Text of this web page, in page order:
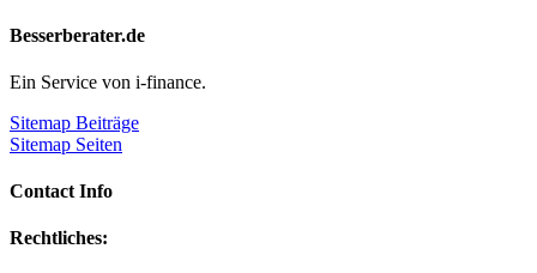
Besserberater.de
Ein Service von i-finance.
Sitemap Beiträge
Sitemap Seiten
Contact Info
Rechtliches: